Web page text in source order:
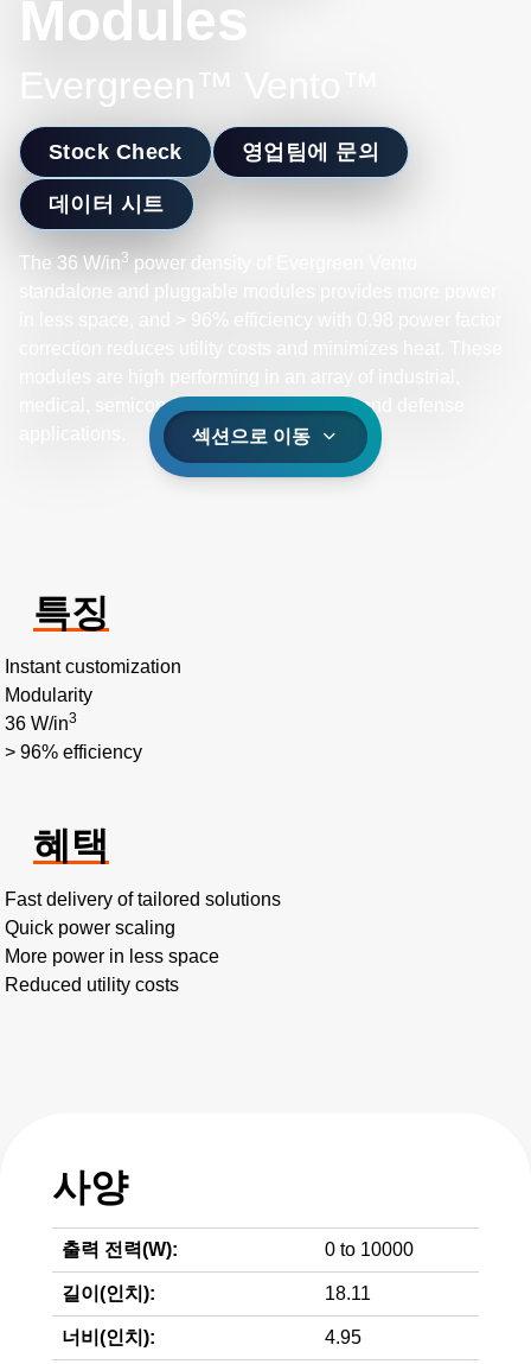
Modules
Evergreen™ Vento™
Stock Check 영업팀에 문의
데이터 시트
The 36 W/in3 power density of Evergreen Vento
standalone and pluggable modules provides more power
medical, semiconductor, supercomputer, and defense
섹션으로 이동
특징
Instant customization
Modularity
36 W/in3
> 96% efficiency
혜택
Fast delivery of tailored solutions
Quick power scaling
More power in less space
Reduced utility costs
사양
출력 전력(W): 0 to 10000
길이(인치): 18.11
너비(인치): 4.95